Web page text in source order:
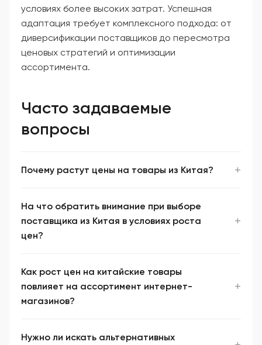
условиях более высоких затрат. Успешная
адаптация требует комплексного подхода: от
диверсификации поставщиков до пересмотра
ценовых стратегий и оптимизации
ассортимента.
Часто задаваемые
вопросы
Почему растут цены на товары из Китая?
На что обратить внимание при выборе
поставщика из Китая в условиях роста
цен?
Как рост цен на китайские товары
повлияет на ассортимент интернет-
магазинов?
Нужно ли искать альтернативных